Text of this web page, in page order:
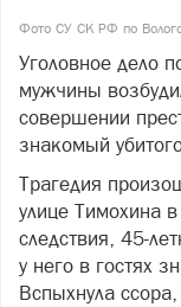
Фото СУ СК РФ по
Уголовное дело
мужчины
совершении
знакомый
Трагедия
улице Тимохина
следствия, 45-
у него в гостях
Вспыхнула